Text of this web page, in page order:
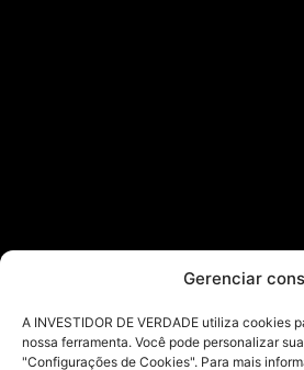
Gerenciar
A INVESTIDOR DE VERDADE utiliza cookies
nossa ferramenta. Você pode personalizar
"Configurações de Cookies". Para mais